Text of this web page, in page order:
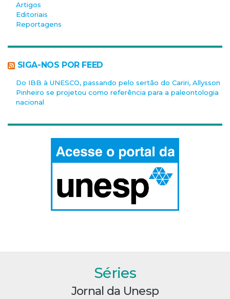
Artigos
Editoriais
Reportagens
SIGA-NOS POR FEED
Do IBB à UNESCO, passando pelo sertão do Cariri, Allysson
Pinheiro se projetou como referência para a paleontologia
nacional
Séries
Jornal da Unesp